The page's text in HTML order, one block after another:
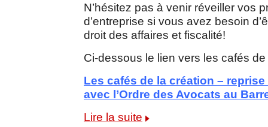
N’hésitez pas à venir réveiller vos
d’entreprise si vous avez besoin
droit des affaires et fiscalité!
Ci-dessous le lien vers les cafés
Les cafés de la création – reprise
avec l’Ordre des Avocats au
Lire la suite